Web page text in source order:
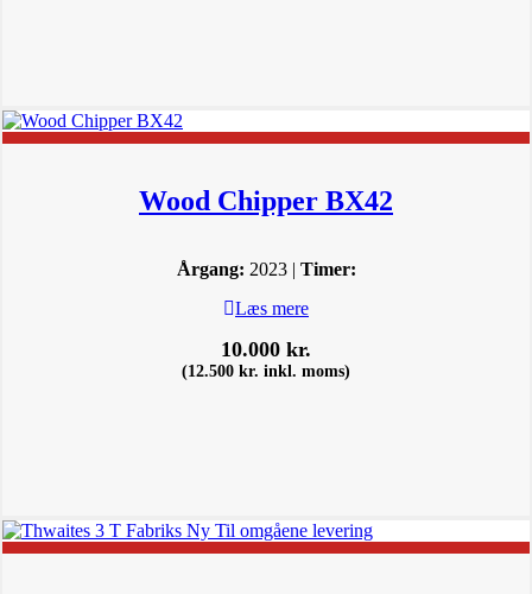
Wood Chipper BX42
Årgang: 2023 | Timer:
Læs mere
10.000 kr.
(12.500 kr. inkl. moms)